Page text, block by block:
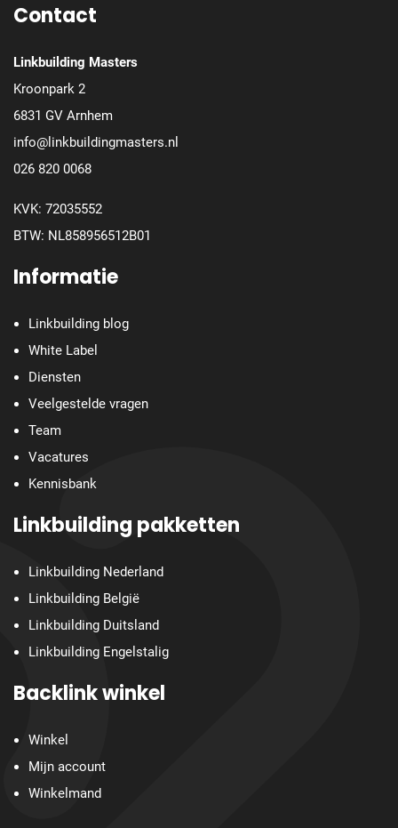
Contact
Linkbuilding Masters
Kroonpark 2
6831 GV Arnhem
info@linkbuildingmasters.nl
026 820 0068
KVK: 72035552
BTW: NL858956512B01
Informatie
Linkbuilding blog
White Label
Diensten
Veelgestelde vragen
Team
Vacatures
Kennisbank
Linkbuilding pakketten
Linkbuilding Nederland
Linkbuilding België
Linkbuilding Duitsland
Linkbuilding Engelstalig
Backlink winkel
Winkel
Mijn account
Winkelmand